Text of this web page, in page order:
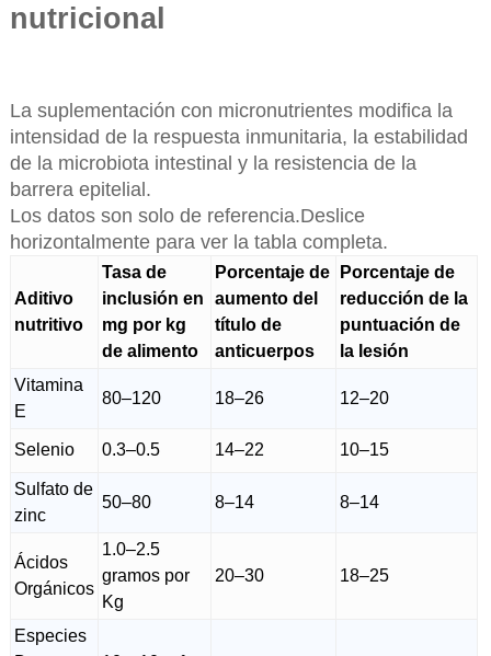
nutricional
La suplementación con micronutrientes modifica la
intensidad de la respuesta inmunitaria, la estabilidad
de la microbiota intestinal y la resistencia de la
barrera epitelial.
Los datos son solo de referencia.Deslice
horizontalmente para ver la tabla completa.
Aditivo
nutritivo
Tasa de
inclusión en
mg por kg
de alimento
Porcentaje de
aumento del
título de
anticuerpos
Porcentaje de
reducción de la
puntuación de
la lesión
Vitamina
E
80–120 18–26 12–20
Selenio 0.3–0.5 14–22 10–15
Sulfato de
zinc
50–80 8–14 8–14
Ácidos
Orgánicos
1.0–2.5
gramos por
Kg
20–30 18–25
Especies